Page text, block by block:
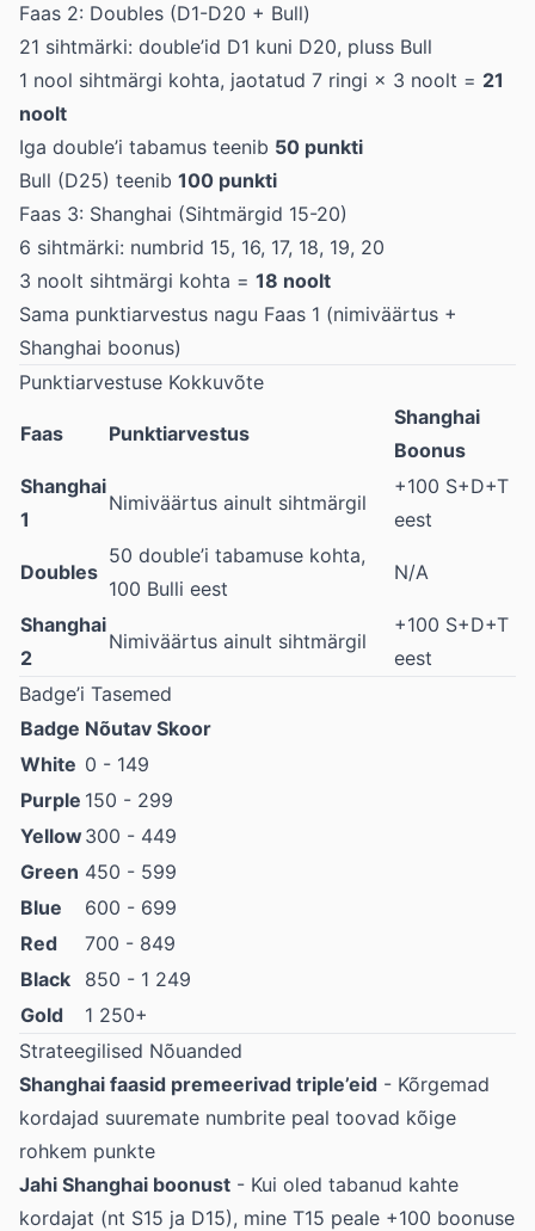
Faas 2: Doubles (D1-D20 + Bull)
21 sihtmärki: double’id D1 kuni D20, pluss Bull
1 nool sihtmärgi kohta, jaotatud 7 ringi × 3 noolt = 21
noolt
Iga double’i tabamus teenib 50 punkti
Bull (D25) teenib 100 punkti
Faas 3: Shanghai (Sihtmärgid 15-20)
6 sihtmärki: numbrid 15, 16, 17, 18, 19, 20
3 noolt sihtmärgi kohta = 18 noolt
Sama punktiarvestus nagu Faas 1 (nimiväärtus +
Shanghai boonus)
Punktiarvestuse Kokkuvõte
Faas Punktiarvestus
Shanghai
Boonus
Shanghai
1
Nimiväärtus ainult sihtmärgil
+100 S+D+T
eest
Doubles
50 double’i tabamuse kohta,
100 Bulli eest
N/A
Shanghai
2
Nimiväärtus ainult sihtmärgil
+100 S+D+T
eest
Badge’i Tasemed
Badge Nõutav Skoor
White 0 - 149
Purple 150 - 299
Yellow300 - 449
Green 450 - 599
Blue
600 - 699
Red
700 - 849
Black
850 - 1 249
Gold
1 250+
Strateegilised Nõuanded
Shanghai faasid premeerivad triple’eid - Kõrgemad
kordajad suuremate numbrite peal toovad kõige
rohkem punkte
Jahi Shanghai boonust - Kui oled tabanud kahte
kordajat (nt S15 ja D15), mine T15 peale +100 boonuse